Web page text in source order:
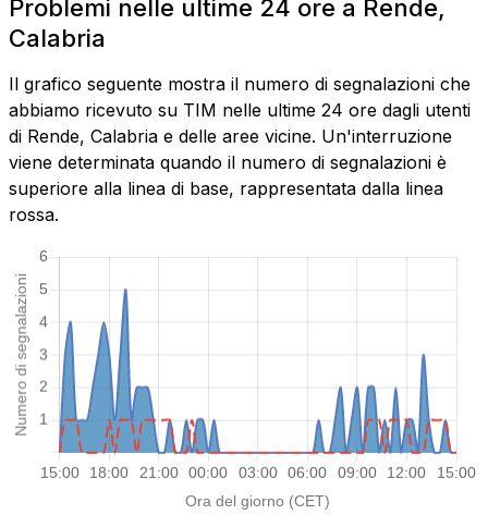
Problemi nelle ultime 24 ore a Rende,
Calabria
Il grafico seguente mostra il numero di segnalazioni che
abbiamo ricevuto su TIM nelle ultime 24 ore dagli utenti
di Rende, Calabria e delle aree vicine. Un'interruzione
viene determinata quando il numero di segnalazioni è
superiore alla linea di base, rappresentata dalla linea
rossa.